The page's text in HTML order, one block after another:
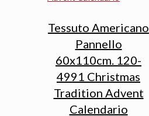
Tessuto Americano
Pannello
60x110cm. 120-
4991 Christmas
Tradition Advent
Calendario